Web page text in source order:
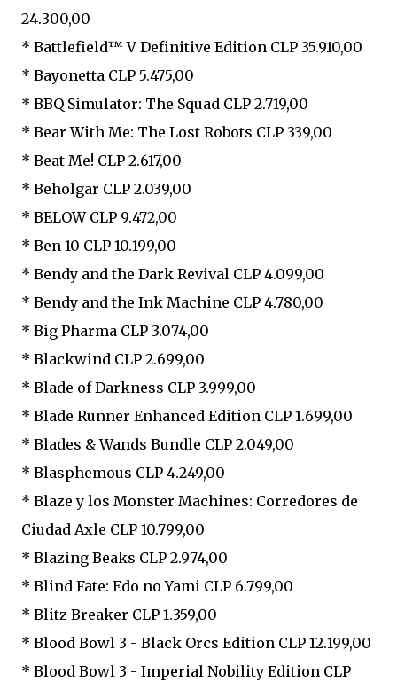
24.300,00
* Battlefield™ V Definitive Edition CLP 35.910,00
* Bayonetta CLP 5.475,00
* BBQ Simulator: The Squad CLP 2.719,00
* Bear With Me: The Lost Robots CLP 339,00
* Beat Me! CLP 2.617,00
* Beholgar CLP 2.039,00
* BELOW CLP 9.472,00
* Ben 10 CLP 10.199,00
* Bendy and the Dark Revival CLP 4.099,00
* Bendy and the Ink Machine CLP 4.780,00
* Big Pharma CLP 3.074,00
* Blackwind CLP 2.699,00
* Blade of Darkness CLP 3.999,00
* Blade Runner Enhanced Edition CLP 1.699,00
* Blades & Wands Bundle CLP 2.049,00
* Blasphemous CLP 4.249,00
* Blaze y los Monster Machines: Corredores de
Ciudad Axle CLP 10.799,00
* Blazing Beaks CLP 2.974,00
* Blind Fate: Edo no Yami CLP 6.799,00
* Blitz Breaker CLP 1.359,00
* Blood Bowl 3 - Black Orcs Edition CLP 12.199,00
* Blood Bowl 3 - Imperial Nobility Edition CLP